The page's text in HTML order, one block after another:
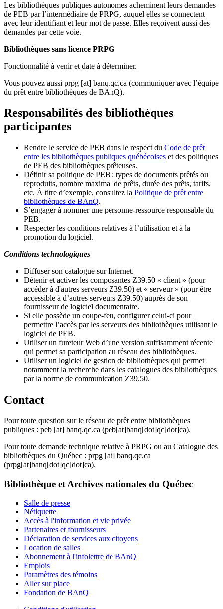
Les bibliothèques publiques autonomes acheminent leurs demandes
de PEB par l’intermédiaire de PRPG, auquel elles se connectent
avec leur identifiant et leur mot de passe. Elles reçoivent aussi des
demandes par cette voie.
Bibliothèques sans licence PRPG
Fonctionnalité à venir et date à déterminer.
Vous pouvez aussi prpg [at] banq.qc.ca (communiquer avec l’équipe
du prêt entre bibliothèques de BAnQ).
Responsabilités des bibliothèques
participantes
Rendre le service de PEB dans le respect du Code de prêt
entre les bibliothèques publiques québécoises et des politiques
de PEB des bibliothèques prêteuses.
Définir sa politique de PEB : types de documents prêtés ou
reproduits, nombre maximal de prêts, durée des prêts, tarifs,
etc. À titre d’exemple, consultez la Politique de prêt entre
bibliothèques de BAnQ.
S’engager à nommer une personne-ressource responsable du
PEB.
Respecter les conditions relatives à l’utilisation et à la
promotion du logiciel.
Conditions technologiques
Diffuser son catalogue sur Internet.
Détenir et activer les composantes Z39.50 « client » (pour
accéder à d'autres serveurs Z39.50) et « serveur » (pour être
accessible à d’autres serveurs Z39.50) auprès de son
fournisseur de logiciel documentaire.
Si elle possède un coupe-feu, configurer celui-ci pour
permettre l’accès par les serveurs des bibliothèques utilisant le
logiciel de PEB.
Utiliser un fureteur Web d’une version suffisamment récente
qui permet sa participation au réseau des bibliothèques.
Utiliser un logiciel de gestion de bibliothèques qui permet
notamment la recherche dans les catalogues des bibliothèques
par la norme de communication Z39.50.
Contact
Pour toute question sur le réseau de prêt entre bibliothèques
publiques : peb [at] banq.qc.ca (peb[at]banq[dot]qc[dot]ca).
Pour toute demande technique relative à PRPG ou au Catalogue des
bibliothèques du Québec : prpg [at] banq.qc.ca
(prpg[at]banq[dot]qc[dot]ca).
Bibliothèque et Archives nationales du Québec
Salle de presse
Nétiquette
Accès à l'information et vie privée
Partenaires et fournisseurs
Déclaration de services aux citoyens
Location de salles
Abonnement à l'infolettre de BAnQ
Emplois
Paramètres des témoins
Aller sur place
Fondation de BAnQ